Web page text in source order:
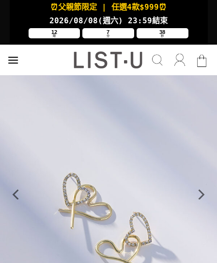
⏰父親節限定 | 任選4款$999⏰
2026/08/08(週六) 23:59結束
12
時
7
分
38
秒